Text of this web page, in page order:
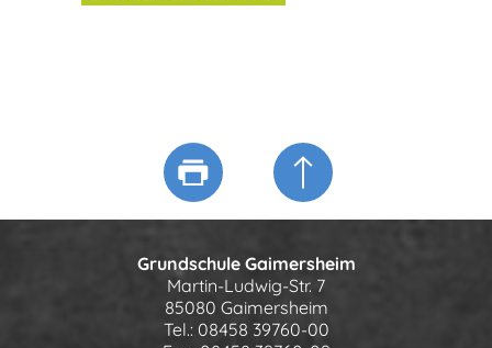
Grundschule Gaimersheim
Martin-Ludwig-Str. 7
85080 Gaimersheim
Tel.: 08458 39760-00